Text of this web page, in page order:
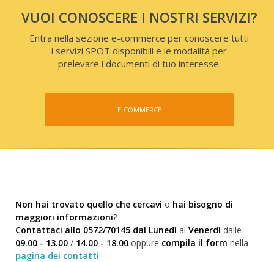
VUOI CONOSCERE I NOSTRI SERVIZI?
Entra nella sezione e-commerce per conoscere tutti
i servizi SPOT disponibili e le modalità per
prelevare i documenti di tuo interesse.
E-COMMERCE
Non hai trovato quello che cercavi o hai bisogno di
maggiori informazioni?
Contattaci allo 0572/70145 dal Lunedì al Venerdì dalle
09.00 - 13.00 / 14.00 - 18.00 oppure compila il form nella
pagina dei contatti